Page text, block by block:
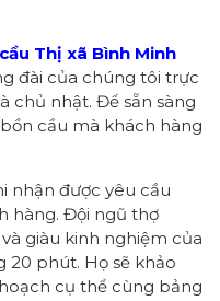
Thị xã Bình Minh
đài của chúng tôi trực
chủ nhật. Để sẵn sàng
cầu mà khách hàng
nhận được yêu cầu
hàng. Đội ngũ thợ
giàu kinh nghiệm của
20 phút. Họ sẽ khảo
cụ thể cùng bảng